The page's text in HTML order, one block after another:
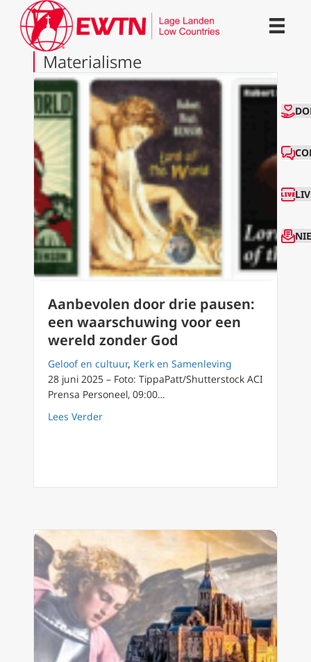
Materialisme
Aanbevolen door drie pausen:
een waarschuwing voor een
wereld zonder God
Geloof en cultuur, Kerk en Samenleving
28 juni 2025 – Foto: TippaPatt/Shutterstock ACI
Prensa Personeel, 09:00…
Lees Verderabout Aanbevolen door drie pausen: een